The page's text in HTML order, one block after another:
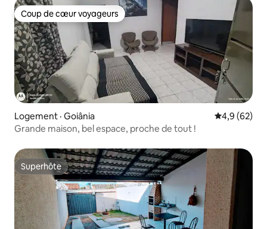
Coup de cœur voyageurs
Coup de cœur voyageurs
Logement · Goiânia Note
4,9 (62)
Grande maison, bel espace, proche de tout !
Superhôte
Superhôte